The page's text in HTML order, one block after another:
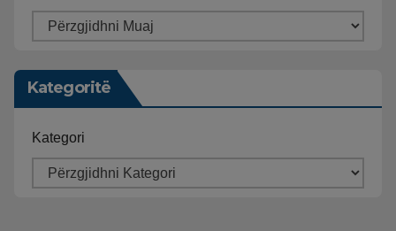
Kategoritë
Kategori